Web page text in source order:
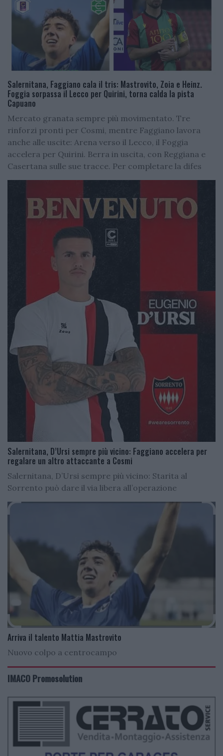
Salernitana, Faggiano cala il tris: Mastrovito, Zoia e Heinz.
Foggia sorpassa il Lecco per Quirini, torna calda la pista
Capuano
Mercato granata sempre più movimentato. Tre
rinforzi pronti per Cosmi, mentre Faggiano lavora
anche alle uscite: Arena verso il Lecco, il Foggia
accelera per Quirini. Berra in uscita, con Reggiana e
Casertana sulle sue tracce. Per completare la difes
Salernitana, D’Ursi sempre più vicino: Faggiano accelera per
regalare un altro attaccante a Cosmi
Salernitana, D’Ursi sempre più vicino: Starita al
Sorrento può dare il via libera all’operazione
Arriva il talento Mattia Mastrovito
Nuovo colpo a centrocampo
IMACO Promosolution